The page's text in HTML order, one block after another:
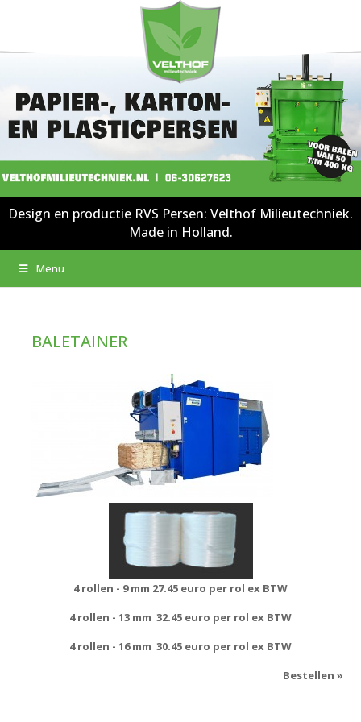
Design en productie RVS Persen: Velthof Milieutechniek.
Made in Holland.
Menu
BALETAINER
4 rollen - 9 mm 27.45 euro per rol ex BTW
4 rollen - 13 mm 32.45 euro per rol ex BTW
4 rollen - 16 mm 30.45 euro per rol ex BTW
Bestellen »